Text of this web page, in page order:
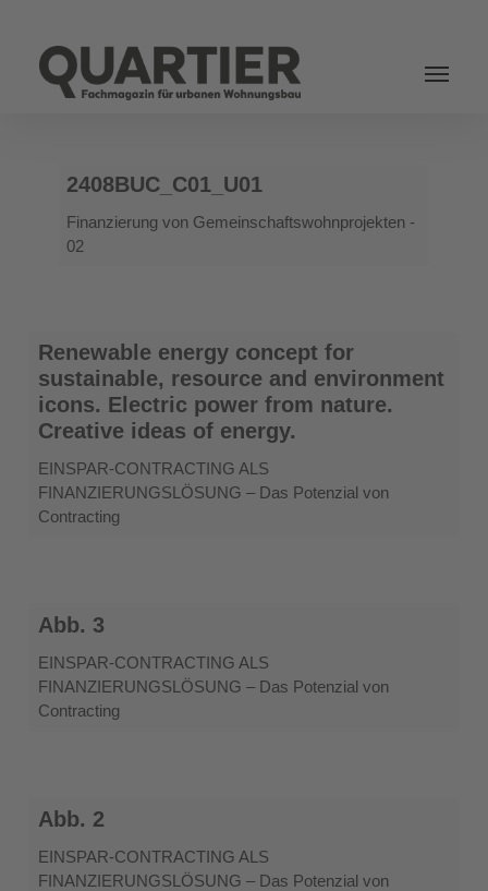
2408BUC_C01_U01
2408BUC_C01_U01
Finanzierung von Gemeinschaftswohnprojekten -
02
Renewable
energy
concept
for
sustainable,
and
environment
icons.
nature.
ideas
of
energy.
Renewable energy concept for
sustainable, resource and environment
icons. Electric power from nature.
Creative ideas of energy.
EINSPAR-CONTRACTING ALS
FINANZIERUNGSLÖSUNG – Das Potenzial von
Contracting
Abb.
Abb. 3
EINSPAR-CONTRACTING ALS
FINANZIERUNGSLÖSUNG – Das Potenzial von
Contracting
Abb.
Abb. 2
EINSPAR-CONTRACTING ALS
FINANZIERUNGSLÖSUNG – Das Potenzial von